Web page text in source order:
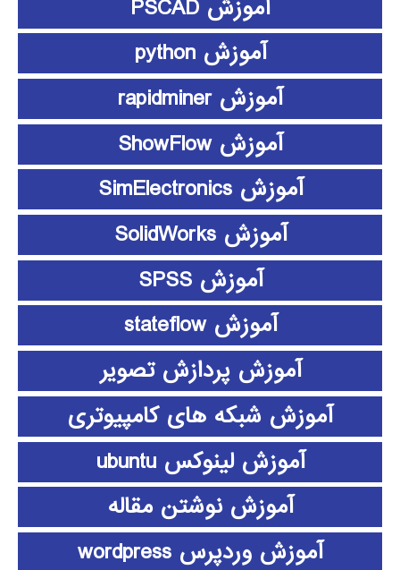
آموزش PSCAD
آموزش python
آموزش rapidminer
آموزش ShowFlow
آموزش SimElectronics
آموزش SolidWorks
آموزش SPSS
آموزش stateflow
آموزش پردازش تصویر
آموزش شبکه های کامپیوتری
آموزش لینوکس ubuntu
آموزش نوشتن مقاله
آموزش وردپرس wordpress